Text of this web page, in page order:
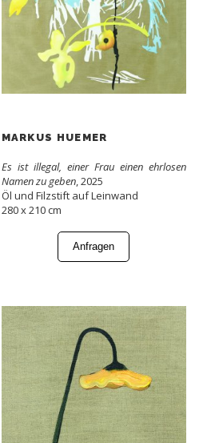
MARKUS HUEMER
Es ist illegal, einer Frau einen ehrlosen
Namen zu geben, 2025
Öl und Filzstift auf Leinwand
280 x 210 cm
Anfragen